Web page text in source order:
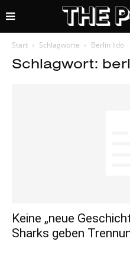
Start Schlagworte Berlin lido
Schlagwort:
Keine „neue
Sharks geben